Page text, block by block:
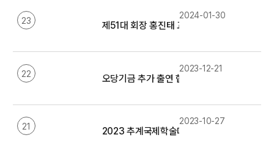
23 제51대 회장 홍진태 교수, 대한민국의학한림
2024-01-30
22 오당기금 추가 출연 협약식 관련 기사 모음
2023-12-21
21 2023 추계국제학술대회 관련 기사 모음
2023-10-27